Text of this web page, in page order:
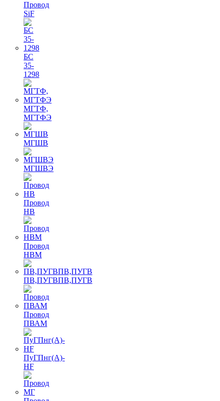
Провод
SiF
БС
35-
1298
МГТФ,
МГТФЭ
МГШВ
МГШВЭ
Провод
НВ
Провод
НВМ
ПВ,ПУГВПВ,ПУГВ
Провод
ПВАМ
ПуГПнг(A)-
HF